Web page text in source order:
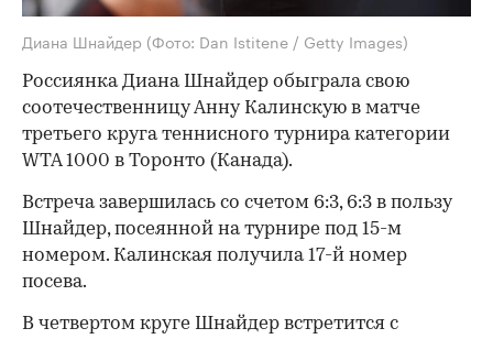
Диана Шнайдер (Фото: Dan Istitene / Getty Images)
Россиянка Диана Шнайдер обыграла свою
соотечественницу Анну Калинскую в матче
третьего круга теннисного турнира категории
WTA 1000 в Торонто (Канада).
Встреча завершилась со счетом 6:3, 6:3 в пользу
Шнайдер, посеянной на турнире под 15-м
номером. Калинская получила 17-й номер
посева.
В четвертом круге Шнайдер встретится с